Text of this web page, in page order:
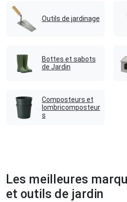
Outils de jardinage
Bottes et sabots
de Jardin
Composteurs et
lombricomposteur
s
Les meilleures
et outils de jardin